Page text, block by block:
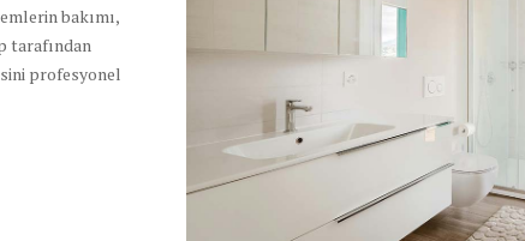
bakımı,
tarafından
profesyonel